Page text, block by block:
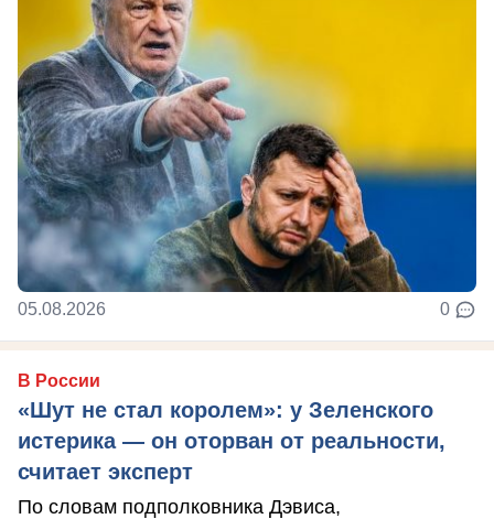
05.08.2026 0
В России
«Шут не стал королем»: у Зеленского
истерика — он оторван от реальности,
считает эксперт
По словам подполковника Дэвиса,